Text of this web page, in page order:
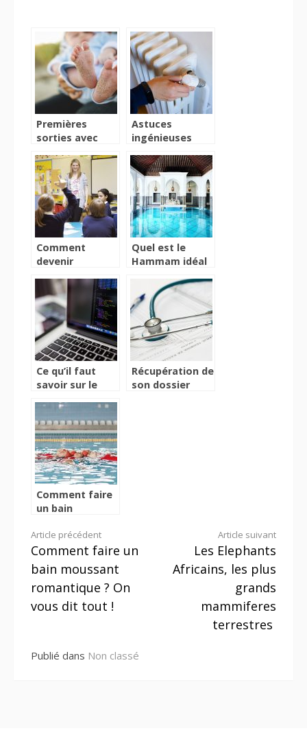
Premières
sorties avec
qu’il faut savoir
Astuces
ingénieuses
un radiateur et
embellir votre
espace
Comment
devenir
institutrice ?
Quel est le
Hammam idéal
moment soin et
détente à
Paris ?
Ce qu’il faut
savoir sur le
Récupération de
son dossier
Comment faire
un bain
romantique ?
On vous dit
tout !
Lire
la
suite
Article précédent
Comment faire un
bain moussant
romantique ? On
vous dit tout !
Article suivant
Les Elephants
Africains, les plus
grands
mammiferes
terrestres
Publié dans Non classé